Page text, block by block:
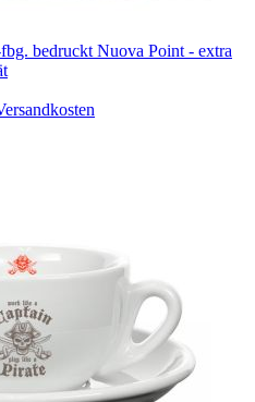
bedruckt Nuova Point - extra